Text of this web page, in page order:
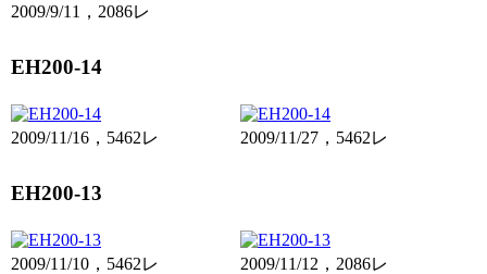
2009/9/11，2086レ
EH200-14
2009/11/16，5462レ 2009/11/27，5462レ
EH200-13
2009/11/10，5462レ 2009/11/12，2086レ